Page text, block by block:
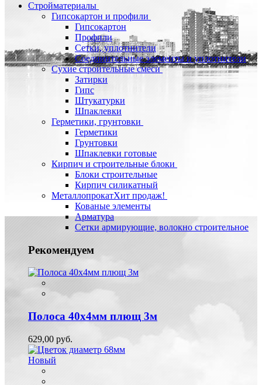
Стройматериалы
Гипсокартон и профили
Гипсокартон
Профили
Сетки, уплотнители
Соединительные элементы и уплотнители
Сухие строительные смеси
Затирки
Гипс
Штукатурки
Шпаклевки
Герметики, грунтовки
Герметики
Грунтовки
Шпаклевки готовые
Кирпич и строительные блоки
Блоки строительные
Кирпич силикатный
МеталлопрокатХит продаж!
Кованые элементы
Арматура
Сетки армирующие, волокно строительное
Рекомендуем
Полоса 40х4мм плющ 3м
629,00 руб.
Новый